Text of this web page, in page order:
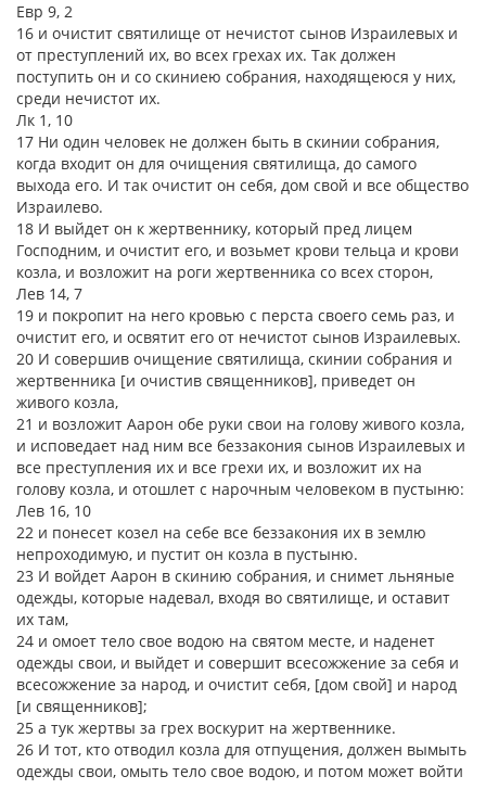
Евр 9, 2
16 и очистит святилище от нечистот сынов Израилевых и
от преступлений их, во всех грехах их. Так должен
поступить он и со скиниею собрания, находящеюся у них,
среди нечистот их.
Лк 1, 10
17 Ни один человек не должен быть в скинии собрания,
когда входит он для очищения святилища, до самого
выхода его. И так очистит он себя, дом свой и все общество
Израилево.
18 И выйдет он к жертвеннику, который пред лицем
Господним, и очистит его, и возьмет крови тельца и крови
козла, и возложит на роги жертвенника со всех сторон,
Лев 14, 7
19 и покропит на него кровью с перста своего семь раз, и
очистит его, и освятит его от нечистот сынов Израилевых.
20 И совершив очищение святилища, скинии собрания и
жертвенника [и очистив священников], приведет он
живого козла,
21 и возложит Аарон обе руки свои на голову живого козла,
и исповедает над ним все беззакония сынов Израилевых и
все преступления их и все грехи их, и возложит их на
голову козла, и отошлет с нарочным человеком в пустыню:
Лев 16, 10
22 и понесет козел на себе все беззакония их в землю
непроходимую, и пустит он козла в пустыню.
23 И войдет Аарон в скинию собрания, и снимет льняные
одежды, которые надевал, входя во святилище, и оставит
их там,
24 и омоет тело свое водою на святом месте, и наденет
одежды свои, и выйдет и совершит всесожжение за себя и
всесожжение за народ, и очистит себя, [дом свой] и народ
[и священников];
25 а тук жертвы за грех воскурит на жертвеннике.
26 И тот, кто отводил козла для отпущения, должен вымыть
одежды свои, омыть тело свое водою, и потом может войти